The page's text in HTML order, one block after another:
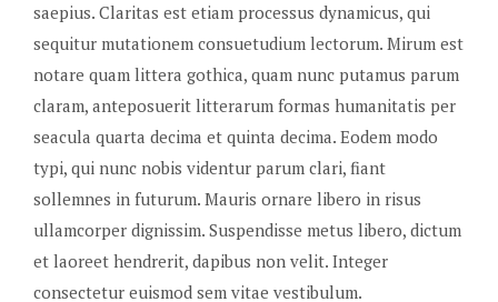
saepius. Claritas est etiam processus dynamicus, qui
sequitur mutationem consuetudium lectorum. Mirum est
notare quam littera gothica, quam nunc putamus parum
claram, anteposuerit litterarum formas humanitatis per
seacula quarta decima et quinta decima. Eodem modo
typi, qui nunc nobis videntur parum clari, fiant
sollemnes in futurum. Mauris ornare libero in risus
ullamcorper dignissim. Suspendisse metus libero, dictum
et laoreet hendrerit, dapibus non velit. Integer
consectetur euismod sem vitae vestibulum.